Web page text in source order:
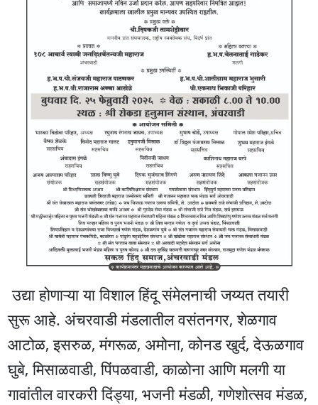
उद्या होणाऱ्या या विशाल हिंदू संमेलनाची जय्यत तयारी
सुरू आहे. अंचरवाडी मंडलातील वसंतनगर, शेळगाव
आटोळ, इसरुळ, मंगरूळ, अमोना, कोनड खुर्द, देऊळगाव
घुबे, मिसाळवाडी, पिंपळवाडी, काळोना आणि मलगी या
गावांतील वारकरी दिंड्या, भजनी मंडळी, गणेशोत्सव मंडळ,